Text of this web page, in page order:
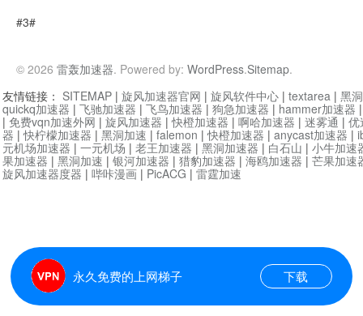
#3#
© 2026 雷轰加速器. Powered by: WordPress.Sitemap.
永久免费的上网梯子 下载
友情链接： SITEMAP | 旋风加速器官网 | 旋风软件中心 | textarea | 黑
quickq加速器 | 飞驰加速器 | 飞鸟加速器 | 狗急加速器 | hammer加速器
| 免费vqn加速外网 | 旋风加速器 |快橙加速器 | 啊哈加速器 | 迷雾通 | 优
器 |快柠檬加速器 | 黑洞加速 | falemon |快橙加速器 | anycast加速器 |
元机场加速器 | 一元机场 | 老王加速器 | 黑洞加速器 | 白石山 | 小牛加速
果加速器 | 黑洞加速 | 银河加速器 | 猎豹加速器 | 海鸥加速器 | 芒果加速
旋风加速器度器 | 哔咔漫画 | PicACG | 雷霆加速